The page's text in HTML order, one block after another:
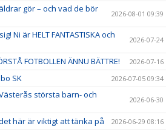
gör – och vad de bör
2026-08-01 09:39
Ni är HELT FANTASTISKA och
2026-07-24
FOTBOLLEN ÄNNU BÄTTRE! 2026-07-16
SK 2026-07-05 09:34
största barn- och
2026-06-30
här är viktigt att tänka på 2026-06-29 08:16